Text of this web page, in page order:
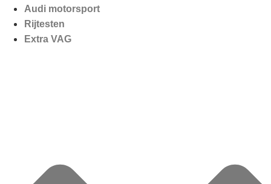
Audi motorsport
Rijtesten
Extra VAG